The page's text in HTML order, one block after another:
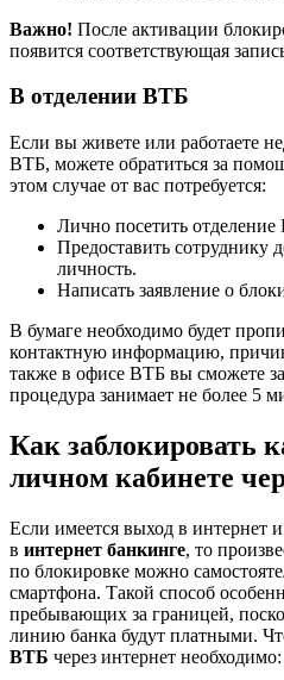
Важно! После активации
появится соответствующая
В отделении ВТБ
Если вы живете или работаете
ВТБ, можете обратиться за
этом случае от вас потребуется:
Лично посетить
Предоставить сотруднику
личность.
Написать заявление о
В бумаге необходимо будет
контактную информацию,
также в офисе ВТБ вы сможете
процедура занимает не более 5
Как заблокировать
личном кабинете
Если имеется выход в интернет
в интернет банкинге, то
по блокировке можно
смартфона. Такой способ
пребывающих за границей,
линию банка будут платными.
ВТБ через интернет необходимо: